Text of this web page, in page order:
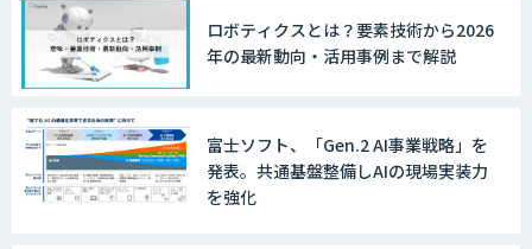
ロボティクスとは？要素技術から2026
年の最新動向・活用事例まで解説
富士ソフト、「Gen.2 AI事業戦略」を
発表。共通基盤整備しAIの現場実装力
を強化